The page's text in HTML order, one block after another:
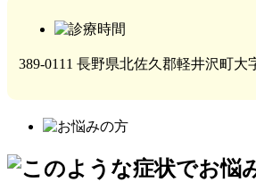
389-0111 長野県北佐久郡軽井沢町大